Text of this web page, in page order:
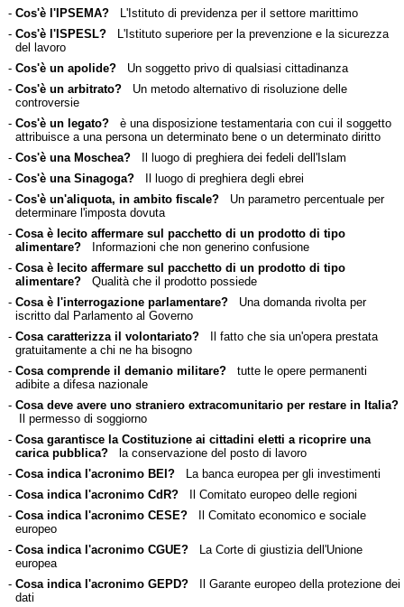
- Cos'è l'IPSEMA?L'Istituto di previdenza per il settore marittimo
- Cos'è l'ISPESL?L'Istituto superiore per la prevenzione e la sicurezza
del lavoro
- Cos'è un apolide?Un soggetto privo di qualsiasi cittadinanza
- Cos'è un arbitrato?Un metodo alternativo di risoluzione delle
controversie
- Cos'è un legato?è una disposizione testamentaria con cui il soggetto
attribuisce a una persona un determinato bene o un determinato diritto
- Cos'è una Moschea?Il luogo di preghiera dei fedeli dell'Islam
- Cos'è una Sinagoga?Il luogo di preghiera degli ebrei
- Cos'è un'aliquota, in ambito fiscale?Un parametro percentuale per
determinare l'imposta dovuta
- Cosa è lecito affermare sul pacchetto di un prodotto di tipo
alimentare?Informazioni che non generino confusione
- Cosa è lecito affermare sul pacchetto di un prodotto di tipo
alimentare?Qualità che il prodotto possiede
- Cosa è l'interrogazione parlamentare?Una domanda rivolta per
iscritto dal Parlamento al Governo
- Cosa caratterizza il volontariato?Il fatto che sia un'opera prestata
gratuitamente a chi ne ha bisogno
- Cosa comprende il demanio militare?tutte le opere permanenti
adibite a difesa nazionale
- Cosa deve avere uno straniero extracomunitario per restare in Italia?
Il permesso di soggiorno
- Cosa garantisce la Costituzione ai cittadini eletti a ricoprire una
carica pubblica?la conservazione del posto di lavoro
- Cosa indica l'acronimo BEI?La banca europea per gli investimenti
- Cosa indica l'acronimo CdR?Il Comitato europeo delle regioni
- Cosa indica l'acronimo CESE?Il Comitato economico e sociale
europeo
- Cosa indica l'acronimo CGUE?La Corte di giustizia dell'Unione
europea
- Cosa indica l'acronimo GEPD?Il Garante europeo della protezione dei
dati